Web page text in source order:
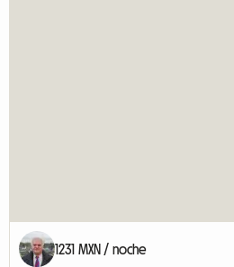
1231 MXN / noche